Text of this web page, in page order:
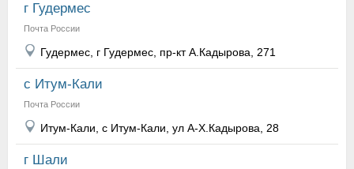
г Гудермес
Почта России
Гудермес, г Гудермес, пр-кт А.Кадырова, 271
с Итум-Кали
Почта России
Итум-Кали, с Итум-Кали, ул А-Х.Кадырова, 28
г Шали